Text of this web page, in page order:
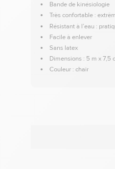
Bande de kinésiologie
Très confortable :
Résistant à l’eau :
Facile à enlever
Sans latex
Dimensions : 5 m x 7,5
Couleur : chair